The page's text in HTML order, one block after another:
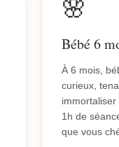
🌸
Bébé 6
À 6 mois,
curieux,
immortaliser
1h de
que vous